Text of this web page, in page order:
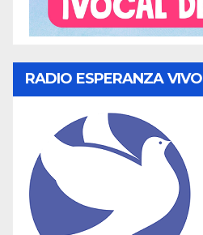
RADIO ESPERANZA VIVO